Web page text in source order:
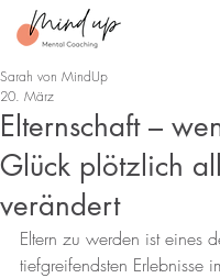
Elternschaft –
Glück plötzlich
verändert
Sarah von MindUp
20. März
Eltern zu werden ist eines
tiefgreifendsten Erlebnisse